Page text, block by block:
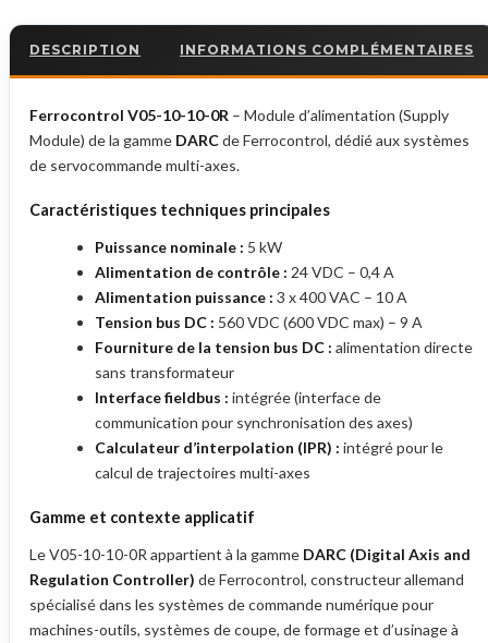
DESCRIPTION INFORMATIONS COMPLÉMENTAIRES
Ferrocontrol V05-10-10-0R – Module d’alimentation (Supply
Module) de la gamme DARCde Ferrocontrol, dédié aux systèmes
de servocommande multi-axes.
Caractéristiques techniques principales
Puissance nominale : 5 kW
Alimentation de contrôle : 24 VDC – 0,4 A
Alimentation puissance : 3 x 400 VAC – 10 A
Tension bus DC : 560 VDC (600 VDC max) – 9 A
Fourniture de la tension bus DC : alimentation directe
sans transformateur
Interface fieldbus : intégrée (interface de
communication pour synchronisation des axes)
Calculateur d’interpolation (IPR) : intégré pour le
calcul de trajectoires multi-axes
Gamme et contexte applicatif
Le V05-10-10-0R appartient à la gamme DARC (Digital Axis and
Regulation Controller) de Ferrocontrol, constructeur allemand
spécialisé dans les systèmes de commande numérique pour
machines-outils, systèmes de coupe, de formage et d’usinage à